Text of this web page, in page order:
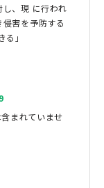
、現 に行われ
害を予防する
」
まれていませ